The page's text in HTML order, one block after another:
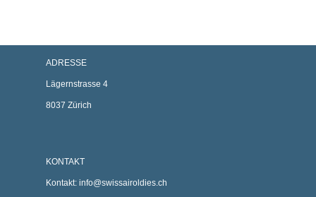
ADRESSE
Lägernstrasse 4
8037 Zürich
KONTAKT
Kontakt: info@swissairoldies.ch